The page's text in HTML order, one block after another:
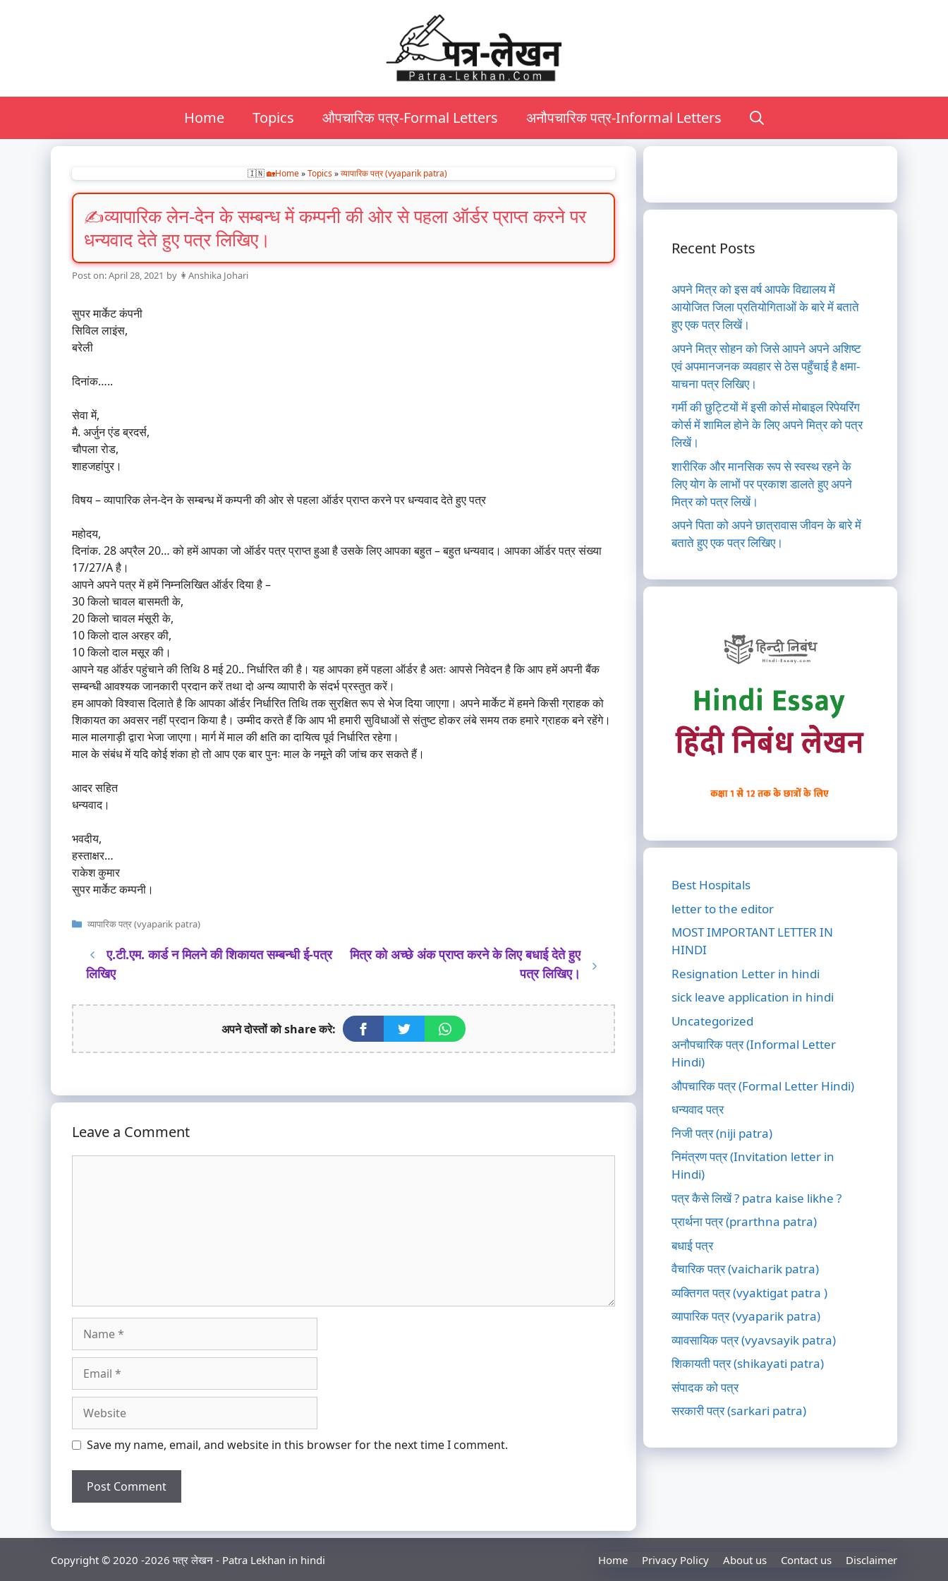
Home Topics औपचारिक पत्र-Formal Letters अनौपचारिक पत्र-Informal Letters
🇮🇳 🏡Home»Topics»व्यापारिक पत्र (vyaparik patra)
व्यापारिक लेन-देन के सम्बन्ध में कम्पनी की ओर से पहला ऑर्डर प्राप्त करने पर
धन्यवाद देते हुए पत्र लिखिए।
April 28, 2021 by 👩Anshika Johari
सुपर मार्केट कंपनी
सिविल लाइंस,
बरेली
दिनांक…..
सेवा में,
मै. अर्जुन एंड ब्रदर्स,
चौपला रोड,
शाहजहांपुर।
विषय – व्यापारिक लेन-देन के सम्बन्ध में कम्पनी की ओर से पहला ऑर्डर प्राप्त करने पर धन्यवाद देते हुए पत्र
महोदय,
दिनांक. 28 अप्रैल 20… को हमें आपका जो ऑर्डर पत्र प्राप्त हुआ है उसके लिए आपका बहुत – बहुत धन्यवाद। आपका ऑर्डर पत्र संख्या
17/27/A है।
आपने अपने पत्र में हमें निम्नलिखित ऑर्डर दिया है –
30 किलो चावल बासमती के,
20 किलो चावल मंसूरी के,
10 किलो दाल अरहर की,
10 किलो दाल मसूर की।
आपने यह ऑर्डर पहुंचाने की तिथि 8 मई 20.. निर्धारित की है। यह आपका हमें पहला ऑर्डर है अतः आपसे निवेदन है कि आप हमें अपनी बैंक
सम्बन्धी आवश्यक जानकारी प्रदान करें तथा दो अन्य व्यापारी के संदर्भ प्रस्तुत करें।
हम आपको विश्वास दिलाते है कि आपका ऑर्डर निर्धारित तिथि तक सुरक्षित रूप से भेज दिया जाएगा। अपने मार्केट में हमने किसी ग्राहक को
शिकायत का अवसर नहीं प्रदान किया है। उम्मीद करते हैं कि आप भी हमारी सुविधाओं से संतुष्ट होकर लंबे समय तक हमारे ग्राहक बने रहेंगे।
माल मालगाड़ी द्वारा भेजा जाएगा। मार्ग में माल की क्षति का दायित्व पूर्व निर्धारित रहेगा।
माल के संबंध में यदि कोई शंका हो तो आप एक बार पुनः माल के नमूने की जांच कर सकते हैं।
आदर सहित
धन्यवाद।
भवदीय,
हस्ताक्षर…
राकेश कुमार
सुपर मार्केट कम्पनी।
Categories
व्यापारिक पत्र (vyaparik patra)
ए.टी.एम. कार्ड न मिलने की शिकायत सम्बन्धी ई-पत्र
लिखिए
मित्र को अच्छे अंक प्राप्त करने के लिए बधाई देते हुए
पत्र लिखिए।
अपने दोस्तों को share करे:
Leave a Comment
Save my name, email, and website in this browser for the next time I comment.
Recent Posts
अपने मित्र को इस वर्ष आपके विद्यालय में
आयोजित जिला प्रतियोगिताओं के बारे में बताते
हुए एक पत्र लिखें।
अपने मित्र सोहन को जिसे आपने अपने अशिष्ट
एवं अपमानजनक व्यवहार से ठेस पहुँचाई है क्षमा-
याचना पत्र लिखिए।
गर्मी की छुट्टियों में इसी कोर्स मोबाइल रिपेयरिंग
कोर्स में शामिल होने के लिए अपने मित्र को पत्र
लिखें।
शारीरिक और मानसिक रूप से स्वस्थ रहने के
लिए योग के लाभों पर प्रकाश डालते हुए अपने
मित्र को पत्र लिखें।
अपने पिता को अपने छात्रावास जीवन के बारे में
बताते हुए एक पत्र लिखिए।
Best Hospitals
letter to the editor
MOST IMPORTANT LETTER IN
HINDI
Resignation Letter in hindi
sick leave application in hindi
Uncategorized
अनौपचारिक पत्र (Informal Letter
Hindi)
औपचारिक पत्र (Formal Letter Hindi)
धन्यवाद पत्र
निजी पत्र (niji patra)
निमंत्रण पत्र (Invitation letter in
Hindi)
पत्र कैसे लिखें ? patra kaise likhe ?
प्रार्थना पत्र (prarthna patra)
बधाई पत्र
वैचारिक पत्र (vaicharik patra)
व्यक्तिगत पत्र (vyaktigat patra )
व्यापारिक पत्र (vyaparik patra)
व्यावसायिक पत्र (vyavsayik patra)
शिकायती पत्र (shikayati patra)
संपादक को पत्र
सरकारी पत्र (sarkari patra)
Home Privacy Policy About us Contact us Disclaimer
Copyright © 2020 -2026 पत्र लेखन - Patra Lekhan in hindi